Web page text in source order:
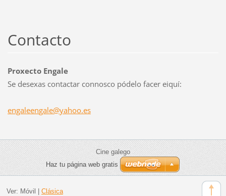
Contacto
Proxecto Engale
Se desexas contactar connosco pódelo facer eiquí:
engaleengale@yahoo.es
Cine galego
Haz tu página web gratis
Ver: Móvil Clásica